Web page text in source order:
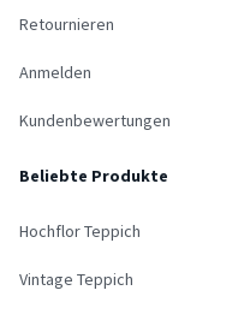
Retournieren
Anmelden
Kundenbewertungen
Beliebte Produkte
Hochflor Teppich
Vintage Teppich